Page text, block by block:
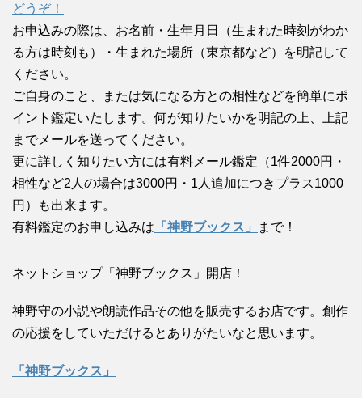
どうぞ！
お申込みの際は、お名前・生年月日（生まれた時刻がわか
る方は時刻も）・生まれた場所（東京都など）を明記して
ください。
ご自身のこと、または気になる方との相性などを簡単にポ
イント鑑定いたします。何が知りたいかを明記の上、上記
までメールを送ってください。
更に詳しく知りたい方には有料メール鑑定（1件2000円・
相性など2人の場合は3000円・1人追加につきプラス1000
円）も出来ます。
有料鑑定のお申し込みは 「神野ブックス」 まで！
ネットショップ「神野ブックス」開店！
神野守の小説や朗読作品その他を販売するお店です。創作
の応援をしていただけるとありがたいなと思います。
「神野ブックス」